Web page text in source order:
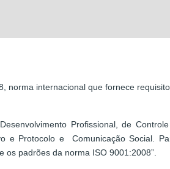
norma internacional que fornece
Profissional, de
e Protocolo e Comunicação Social.
os padrões da norma ISO 9001:2008”.